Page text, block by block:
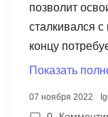
мог, это
отлично.
позволит
сталкивался
концу
чтобы
Показать
07 ноября 2022